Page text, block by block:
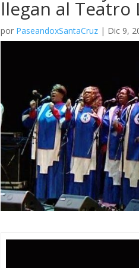
llegan al Teatro
por PaseandoxSantaCruz| Dic 9,